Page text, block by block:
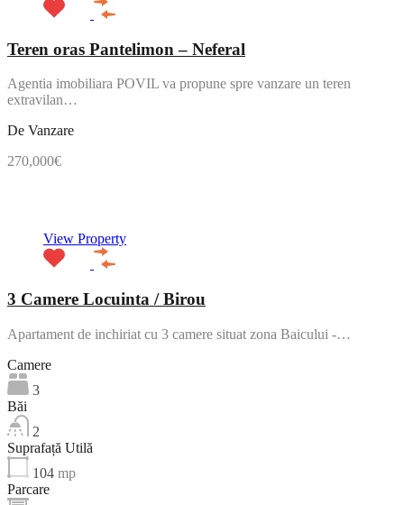
Teren oras Pantelimon – Neferal
Agentia imobiliara POVIL va propune spre vanzare un teren
extravilan…
De Vanzare
270,000€
View Property
3 Camere Locuinta / Birou
Apartament de inchiriat cu 3 camere situat zona Baicului -…
Camere
3
Băi
2
Suprafață Utilă
104 mp
Parcare